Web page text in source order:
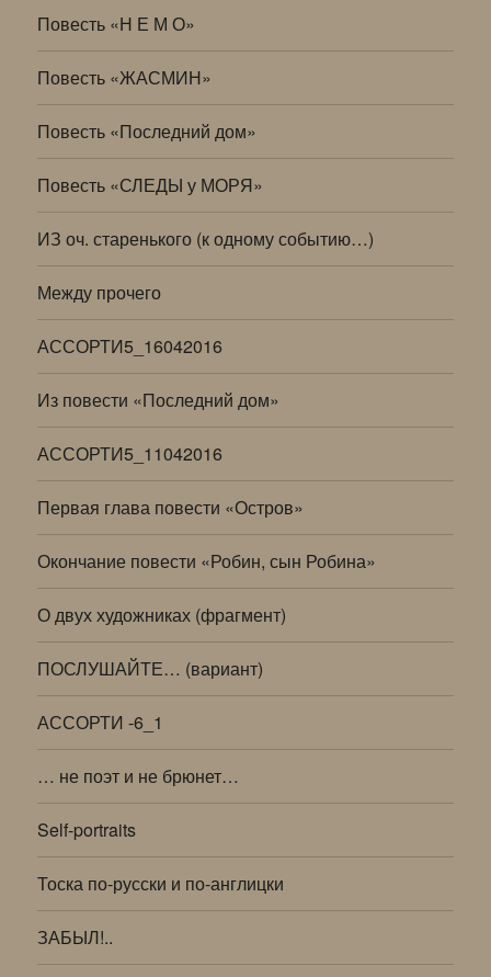
Повесть «Н Е М О»
Повесть «ЖАСМИН»
Повесть «Последний дом»
Повесть «СЛЕДЫ у МОРЯ»
ИЗ оч. старенького (к одному событию…)
Между прочего
АССОРТИ5_16042016
Из повести «Последний дом»
АССОРТИ5_11042016
Первая глава повести «Остров»
Окончание повести «Робин, сын Робина»
О двух художниках (фрагмент)
ПОСЛУШАЙТЕ… (вариант)
АССОРТИ -6_1
… не поэт и не брюнет…
Self-portraits
Тоска по-русски и по-англицки
ЗАБЫЛ!..